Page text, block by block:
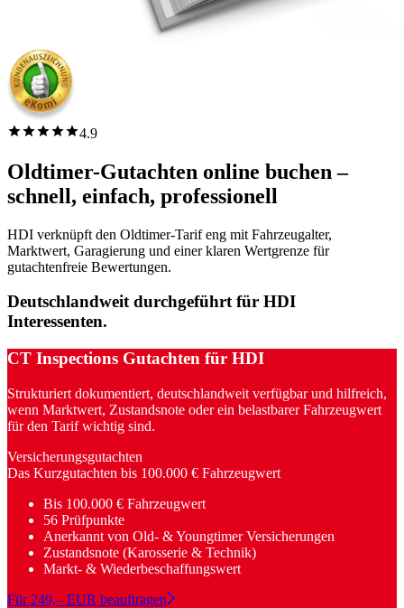
4.9
Oldtimer-Gutachten online buchen –
schnell, einfach, professionell
HDI verknüpft den Oldtimer-Tarif eng mit Fahrzeugalter,
Marktwert, Garagierung und einer klaren Wertgrenze für
gutachtenfreie Bewertungen.
Deutschlandweit durchgeführt für HDI
Interessenten.
CT Inspections Gutachten für HDI
Strukturiert dokumentiert, deutschlandweit verfügbar und hilfreich,
wenn Marktwert, Zustandsnote oder ein belastbarer Fahrzeugwert
für den Tarif wichtig sind.
Versicherungsgutachten
Das Kurzgutachten bis 100.000 € Fahrzeugwert
Bis 100.000 € Fahrzeugwert
56 Prüfpunkte
Anerkannt von Old- & Youngtimer Versicherungen
Zustandsnote (Karosserie & Technik)
Markt- & Wiederbeschaffungswert
Für 249,– EUR beauftragen